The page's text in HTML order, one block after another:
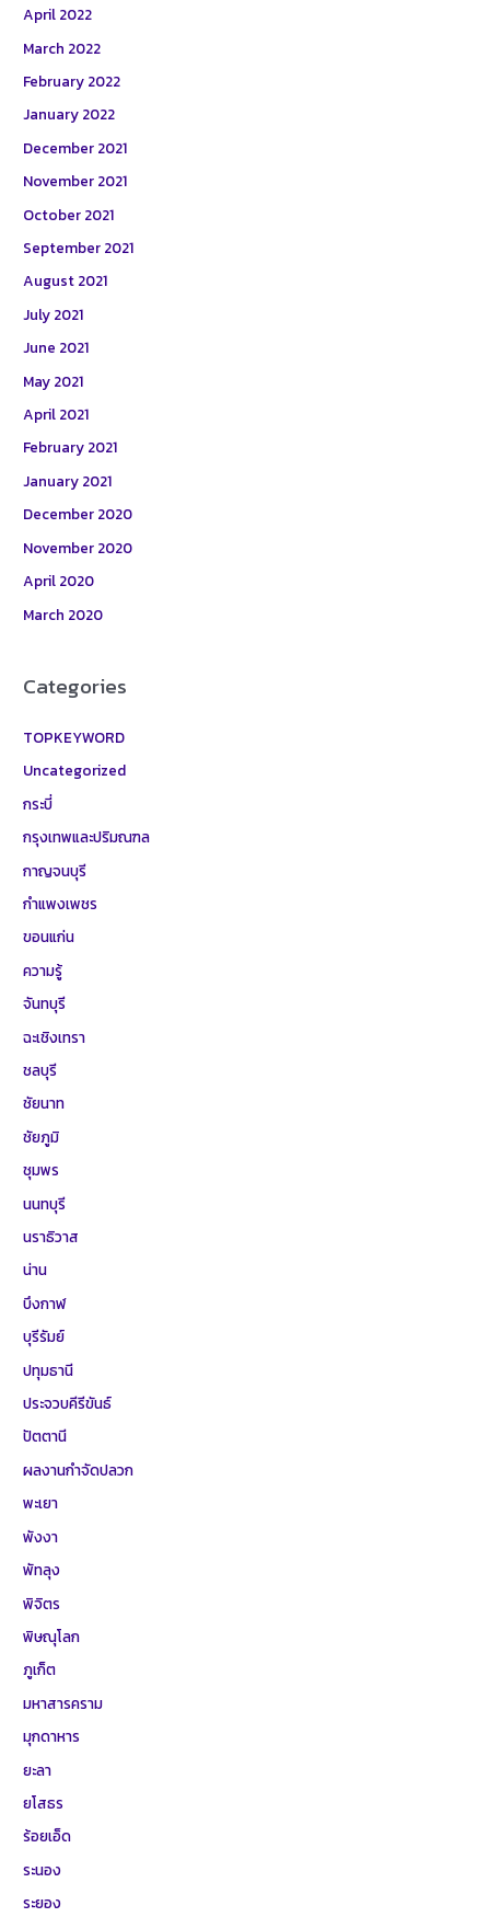
April 2022
March 2022
February 2022
January 2022
December 2021
November 2021
October 2021
September 2021
August 2021
July 2021
June 2021
May 2021
April 2021
February 2021
January 2021
December 2020
November 2020
April 2020
March 2020
Categories
TOPKEYWORD
Uncategorized
กระบี่
กรุงเทพและปริมณฑล
กาญจนบุรี
กำแพงเพชร
ขอนแก่น
ความรู้
จันทบุรี
ฉะเชิงเทรา
ชลบุรี
ชัยนาท
ชัยภูมิ
ชุมพร
นนทบุรี
นราธิวาส
น่าน
บึงกาฬ
บุรีรัมย์
ปทุมธานี
ประจวบคีรีขันธ์
ปัตตานี
ผลงานกำจัดปลวก
พะเยา
พังงา
พัทลุง
พิจิตร
พิษณุโลก
ภูเก็ต
มหาสารคราม
มุกดาหาร
ยะลา
ยโสธร
ร้อยเอ็ด
ระนอง
ระยอง